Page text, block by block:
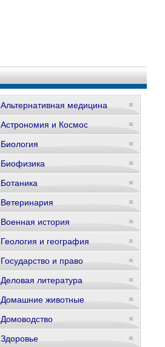
Альтернативная медицина
Астрономия и Космос
Биология
Биофизика
Ботаника
Ветеринария
Военная история
Геология и география
Государство и право
Деловая литература
Домашние животные
Домоводство
Здоровье